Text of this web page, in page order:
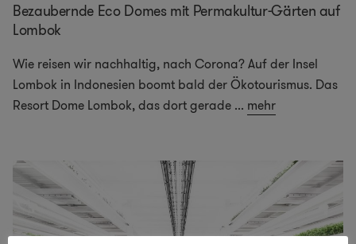
Bezaubernde Eco Domes mit Permakultur-Gärten auf
Lombok
Wie reisen wir nachhaltig, nach Corona? Auf der Insel
Lombok in Indonesien boomt bald der Ökotourismus. Das
Resort Dome Lombok, das dort gerade ... mehr